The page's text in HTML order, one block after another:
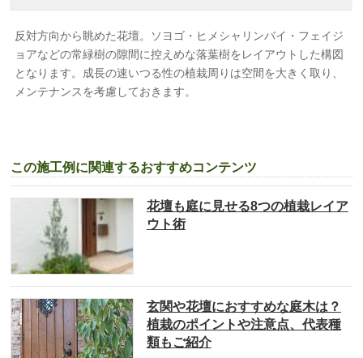
反対方向から眺めた花壇。ソヨゴ・ヒメシャリンバイ・フェイジ
ョアなどの常緑樹の隙間に控えめな落葉樹をレイアウトした構図
となります。成長の速いつる性の植栽周りは空間を大きく取り、
メンテナンスを考慮しておきます。
この施工例に関連するおすすめコンテンツ
花壇も庭に見せる8つの植栽レイア
ウト術
玄関や花壇におすすめな庭木は？
植栽のポイントや注意点、代表種
類もご紹介